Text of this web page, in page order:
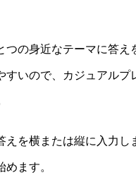
の身近なテーマに答え
いので、カジュアルプ
を横または縦に入力し
ます。